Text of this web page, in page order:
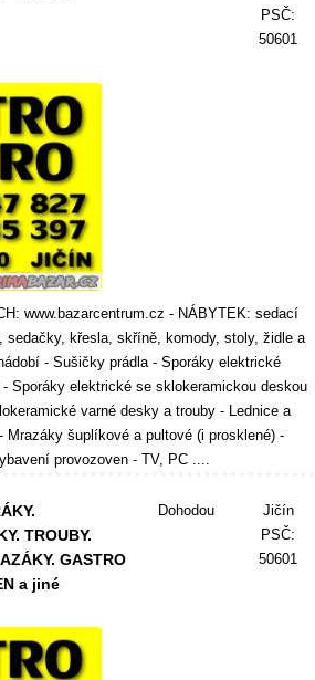
PSČ:
50601
www.bazarcentrum.cz - NÁBYTEK: sedací
sedačky, křesla, skříně, komody, stoly, židle a
- Sušičky prádla - Sporáky elektrické
Sporáky elektrické se sklokeramickou deskou
varné desky a trouby - Lednice a
Mrazáky šuplíkové a pultové (i prosklené) -
provozoven - TV, PC ....
TROUBY.
GASTRO
a jiné
Dohodou
Jičín
PSČ:
50601